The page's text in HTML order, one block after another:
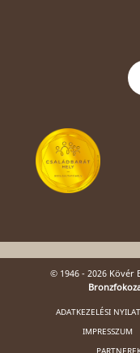
© 1946 - 2026 Kövér
ADATKEZELÉSI
IMPRESSZUM